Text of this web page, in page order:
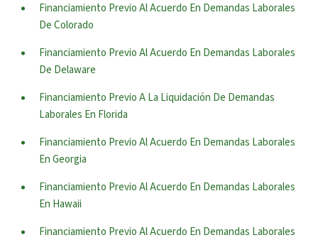
Financiamiento Previo Al Acuerdo En Demandas Laborales
De Colorado
Financiamiento Previo Al Acuerdo En Demandas Laborales
De Delaware
Financiamiento Previo A La Liquidación De Demandas
Laborales En Florida
Financiamiento Previo Al Acuerdo En Demandas Laborales
En Georgia
Financiamiento Previo Al Acuerdo En Demandas Laborales
En Hawaii
Financiamiento Previo Al Acuerdo En Demandas Laborales